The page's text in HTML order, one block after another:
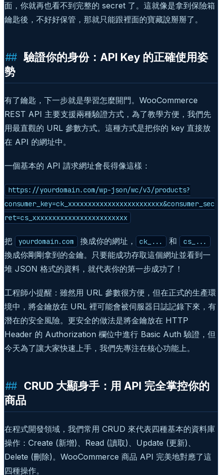
面，你就再也看不到完整的 secret 了。這就像是拿到保險箱
鑰匙後，不好好保管，那就只能跟裡面的寶藏說掰掰了。
驗證你的身份：API Key 的正確使用姿
勢
有了鑰匙，下一步就是學習怎麼開門。WooCommerce
REST API 主要支援兩種驗證方式，為了教學方便，我們先
用最直觀的 URL 參數方式。這種方式是把你的 key 直接放
在 API 的網址中。
一個基本的 API 請求網址會長得像這樣：
https://yourdomain.com/wp-json/wc/v3/products?
consumer_key=ck_xxxxxxxxxxxxxxxxxxxxxxxx&consumer_sec
ret=cs_xxxxxxxxxxxxxxxxxxxxxxxx
把 yourdomain.com 換成你的網址， ck_... 和 cs_...
換成你剛剛拿到的金鑰。只要能成功存取這個網址並看到一
堆 JSON 格式的資料，就代表你的第一步成功了！
工程師小提醒：雖然用 URL 參數很方便，但在正式的生產環
境中，將金鑰放在 URL 裡可能會被伺服器日誌記錄下來，有
潛在的安全風險。更安全的做法是將金鑰放在 HTTP
Header 的 Authorization 欄位中進行 Basic Auth 驗證，但
今天為了讓大家快速上手，我們先專注在核心功能上。
CRUD 大顯身手：用 API 完全掌控你的
商品
在程式開發領域，我們常用 CRUD 來代表四種基本的資料庫
操作：Create (新增)、Read (讀取)、Update (更新)、
Delete (刪除)。WooCommerce 商品 API 完美地對應了這
四種操作。